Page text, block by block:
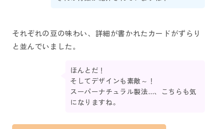
それぞれの豆の味わい、詳細が書かれたカードがずらり
と並んでいました。
ほんとだ！
そしてデザインも素敵～！
スーパーナチュラル製法…、こちらも気
になりますね。